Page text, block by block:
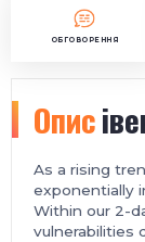
ОБГОВОРЕННЯ
Опис
As a rising
exponentially
Within our 2-
vulnerabilities